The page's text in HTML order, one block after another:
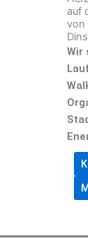
auf
von
Wir